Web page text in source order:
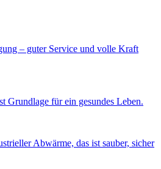
– guter Service und volle Kraft
Grundlage für ein gesundes Leben.
Abwärme, das ist sauber, sicher